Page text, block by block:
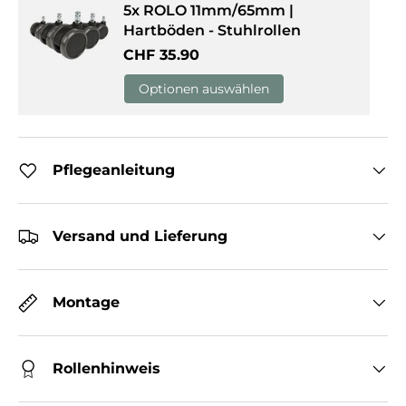
5x ROLO 11mm/65mm |
Hartböden - Stuhlrollen
Normaler Preis
CHF 35.90
Optionen auswählen
Pflegeanleitung
Versand und Lieferung
Montage
Rollenhinweis